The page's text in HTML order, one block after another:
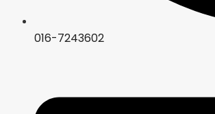
016-7243602